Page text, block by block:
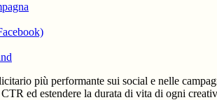
più performante sui social e nelle
ed estendere la durata di vita di ogni